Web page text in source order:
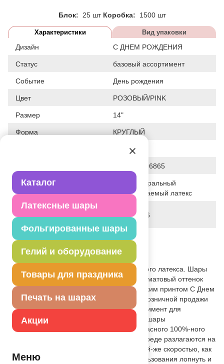
Каталог
Латексные шары
Фольгированные шары
Гелий и оборудование
Товары для праздника
Печать на шарах
Акции
Меню
Блок: 25 шт Коробка: 1500 шт
Характеристики Вид упаковки
Дизайн С ДНЕМ РОЖДЕНИЯ
Статус базовый ассортимент
Событие День рождения
Цвет РОЗОВЫЙ/PINK
Размер 14"
Форма КРУГЛЫЙ
14"/36СМ
2905930096865
Исходный материал
100% натуральный
биоразлагаемый латекс
Дата последнего
изменения элемента
02-08-2026
3.970 г
Описание товара
Высококачественный шар из натурального латекса. Шары
розового цвета, одного типа - пастель - матовый оттенок
цвета. Шары с круговым шелкографичеким принтом С Днем
Рождения. Звезды. Предназначен для розничной продажи
воздушных шариков. Идеальный ассортимент для
праздничных оформлений. Воздушные шары
изготавливаются из экологически безопасного 100%-ного
натурального латекса. В окружающей среде разлагаются на
безопасные компоненты примерно с той-же скоростью, как
обычные листья деревьев. После использования лопнуть и